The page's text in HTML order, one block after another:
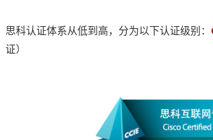
思科认证体系从低到高，分为以下认证级别：
证）